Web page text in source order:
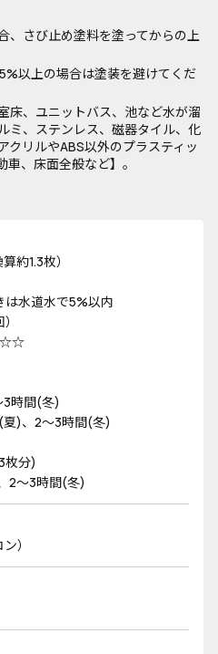
、さび止め塗料を塗ってからの上
以上の場合は塗装を避けてくだ
床、ユニットバス、池など水が溜
ミ、ステンレス、磁器タイル、化
クリルやABS以外のプラスティッ
、床面全般など】。
約1.3枚）
は水道水で5%以内
3時間(冬)
夏)、2～3時間(冬)
枚分)
2～3時間(冬)
）